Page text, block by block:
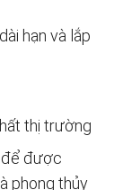
hạn và lắp
thị trường
để được
phong thủy